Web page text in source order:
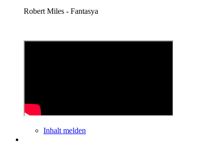
Robert Miles - Fantasya
Inhalt melden